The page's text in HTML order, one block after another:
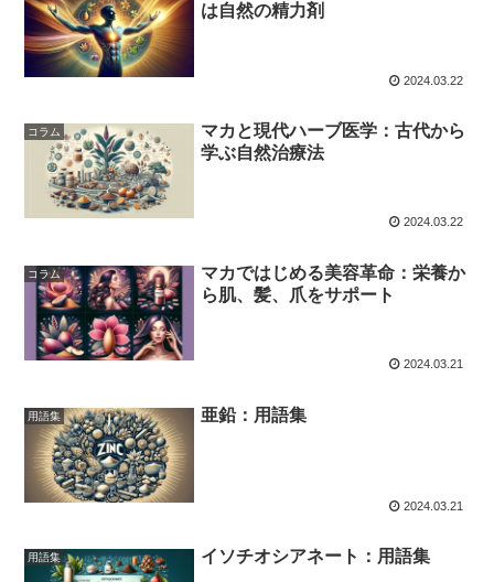
は自然の精力剤
2024.03.22
コラム
マカと現代ハーブ医学：古代から
学ぶ自然治療法
2024.03.22
コラム
マカではじめる美容革命：栄養か
ら肌、髪、爪をサポート
2024.03.21
用語集 亜鉛：用語集
2024.03.21
用語集 イソチオシアネート：用語集